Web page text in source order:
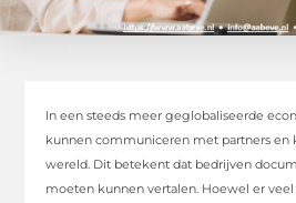
In een steeds meer geglobaliseerde
kunnen communiceren met partners en
wereld. Dit betekent dat bedrijven
moeten kunnen vertalen. Hoewel er